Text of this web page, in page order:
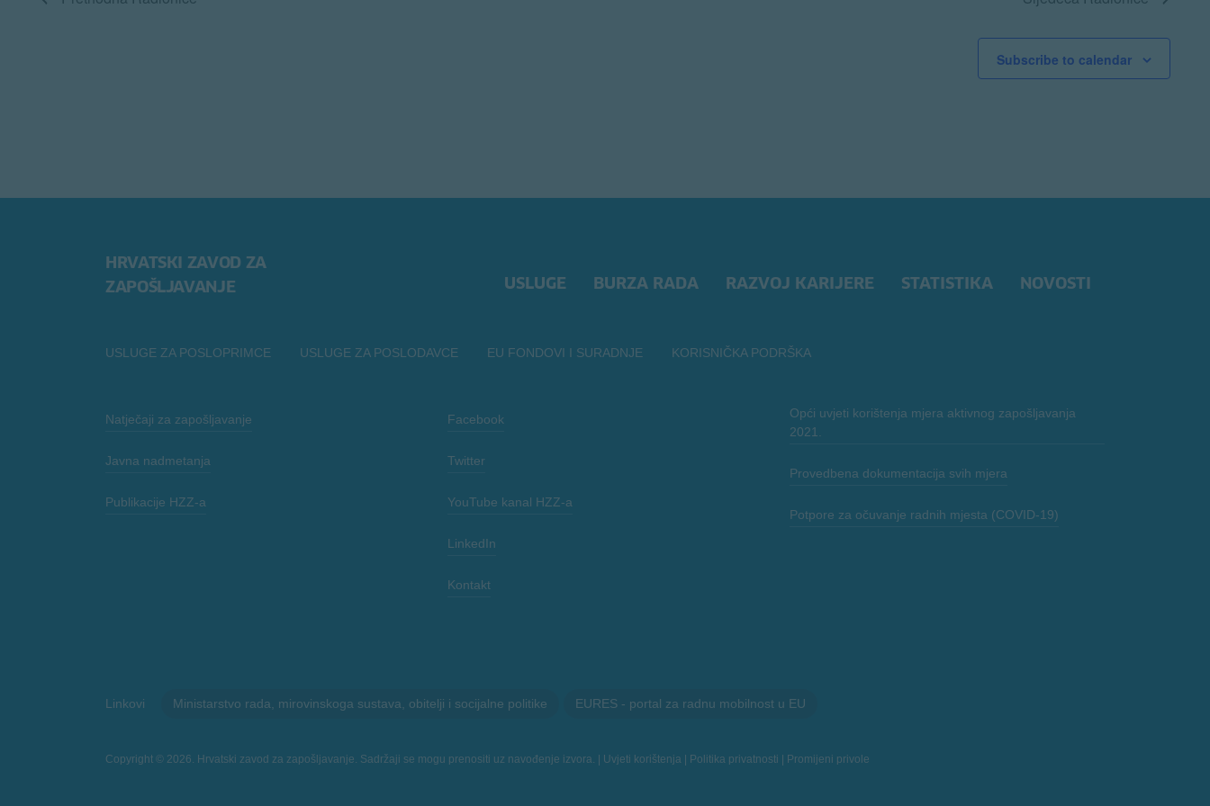
Subscribe to calendar
HRVATSKI ZAVOD ZA
ZAPOŠLJAVANJE
USLUGE BURZA RADA RAZVOJ KARIJERE STATISTIKA NOVOSTI
USLUGE ZA POSLOPRIMCE USLUGE ZA POSLODAVCE EU FONDOVI I SURADNJE KORISNIČKA PODRŠKA
Natječaji za zapošljavanje
Javna nadmetanja
Publikacije HZZ-a
Facebook
Twitter
YouTube kanal HZZ-a
LinkedIn
Kontakt
Opći uvjeti korištenja mjera aktivnog zapošljavanja
2021.
Provedbena dokumentacija svih mjera
Potpore za očuvanje radnih mjesta (COVID-19)
Linkovi Ministarstvo rada, mirovinskoga sustava, obitelji i socijalne politike EURES - portal za radnu mobilnost u EU
Copyright © 2026. Hrvatski zavod za zapošljavanje. Sadržaji se mogu prenositi uz navođenje izvora. | Uvjeti korištenja Politika privatnosti Promijeni privole